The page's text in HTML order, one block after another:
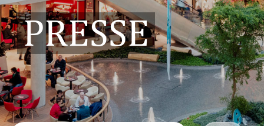
PRESSE
PRESSEKONTAKT